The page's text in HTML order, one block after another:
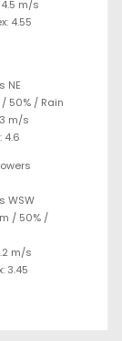
m/s
4.55
NE
/ 50% / Rain
m/s
4.6
WSW
/ 50% /
m/s
3.45